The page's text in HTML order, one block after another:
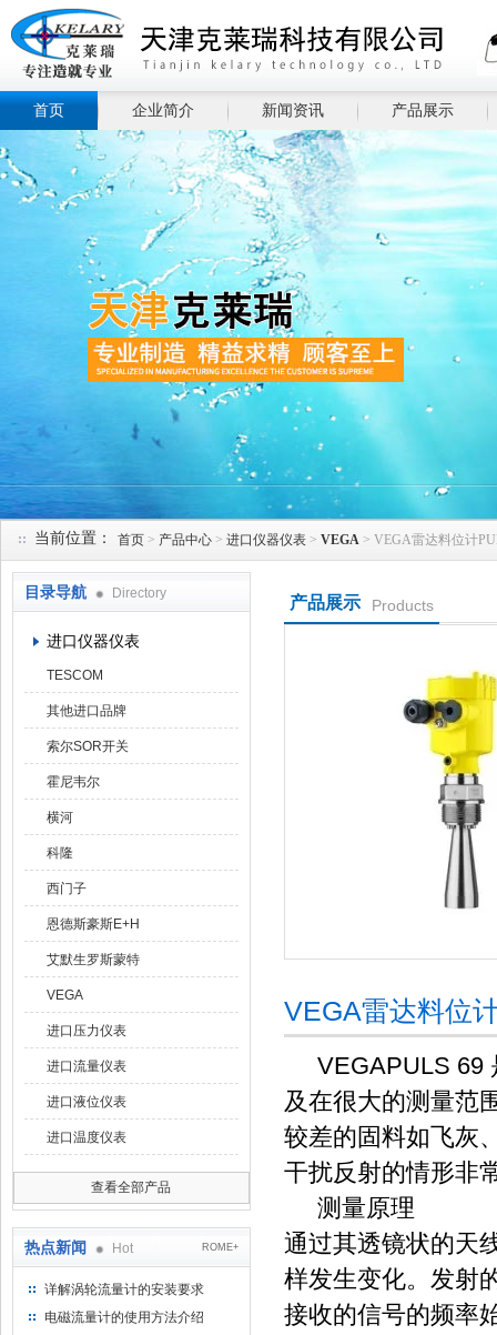
首页 企业简介 新闻资讯 产品展示
当前位置： 首页 > 产品中心 > 进口仪器仪表 > VEGA > VEGA雷达料位计
目录导航 Directory
进口仪器仪表
TESCOM
其他进口品牌
索尔SOR开关
霍尼韦尔
横河
科隆
西门子
恩德斯豪斯E+H
艾默生罗斯蒙特
VEGA
进口压力仪表
进口流量仪表
进口液位仪表
进口温度仪表
查看全部产品
热点新闻 Hot ROME+
详解涡轮流量计的安装要求
电磁流量计的使用方法介绍
产品展示 Products
VEGA雷达料位
VEGAPULS 69
及在很大的测量范
较差的固料如飞灰
干扰反射的情形非
测量原理
通过其透镜状的天
样发生变化。发射
接收的信号的频率